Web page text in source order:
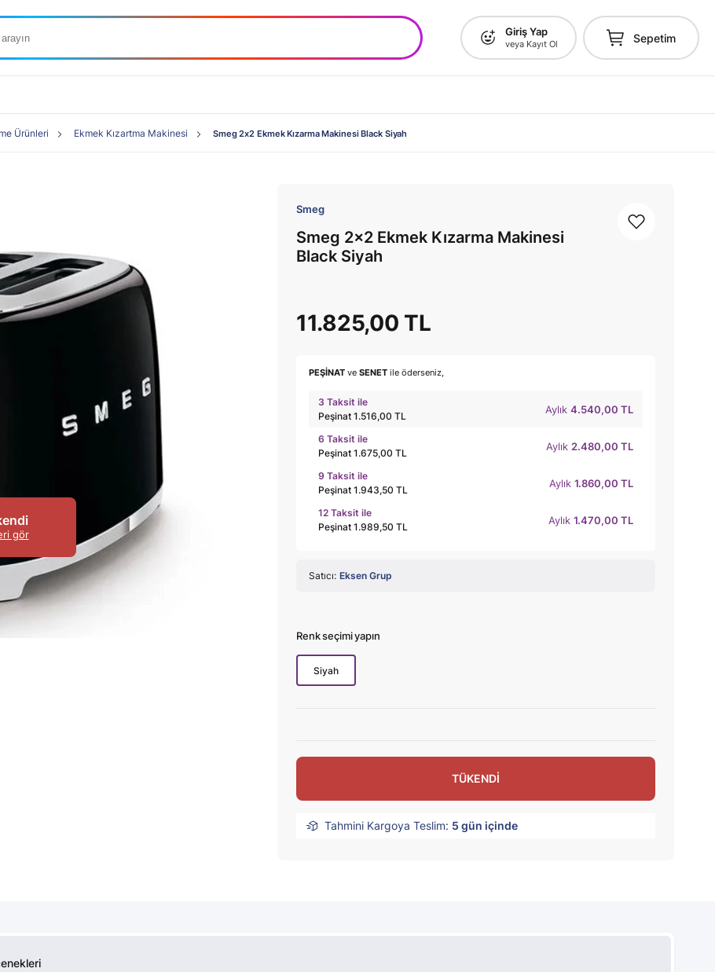
Giriş Yap
veya Kayıt Ol Sepetim
Ürünleri Ekmek Kızartma Makinesi Smeg 2x2 Ekmek Kızarma Makinesi Black Siyah
gör
Smeg
Smeg 2x2 Ekmek Kızarma Makinesi
Black Siyah
11.825,00 TL
PEŞİNAT ve SENET ile öderseniz,
3 Taksit ile
Peşinat 1.516,00 TL
Aylık 4.540,00 TL
6 Taksit ile
Peşinat 1.675,00 TL
Aylık 2.480,00 TL
9 Taksit ile
Peşinat 1.943,50 TL
Aylık 1.860,00 TL
12 Taksit ile
Peşinat 1.989,50 TL
Aylık 1.470,00 TL
Satıcı: Eksen Grup
Renk seçimi yapın
Siyah
TÜKENDİ
Tahmini Kargoya Teslim: 5 gün içinde